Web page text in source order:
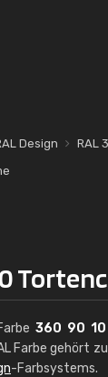
Design
RAL
360 90 10
Farbe gehört
-Farbsystems.